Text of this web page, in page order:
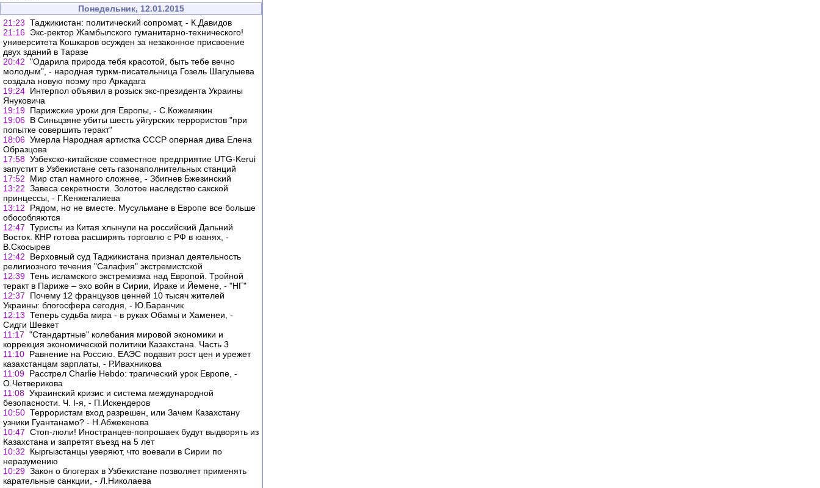
Понедельник, 12.01.2015
21:23 Таджикистан: политический сопромат, - К.Давидов
21:16 Экс-ректор Жамбылского гуманитарно-технического!
университета Кошкаров осужден за незаконное присвоение
двух зданий в Таразе
20:42 "Одарила природа тебя красотой, быть тебе вечно
молодым", - народная туркм-писательница Гозель Шагулыева
создала новую поэму про Аркадага
19:24 Интерпол объявил в розыск экс-президента Украины
Януковича
19:19 Парижские уроки для Европы, - С.Кожемякин
19:06 В Синьцзяне убиты шесть уйгурских террористов "при
попытке совершить теракт"
18:06 Умерла Народная артистка СССР оперная дива Елена
Образцова
17:58 Узбекско-китайское совместное предприятие UTG-Kerui
запустит в Узбекистане сеть газонаполнительных станций
17:52
Мир стал намного сложнее, - Збигнев Бжезинский
13:22 Завеса секретности. Золотое наследство сакской
принцессы, - Г.Кенжегалиева
13:12
Рядом, но не вместе. Мусульмане в Европе все больше
обособляются
12:47 Туристы из Китая хлынули на российский Дальний
Восток. КНР готова расширять торговлю с РФ в юанях, -
В.Скосырев
12:42
Верховный суд Таджикистана признал деятельность
религиозного течения "Салафия" экстремистской
12:39 Тень исламского экстремизма над Европой. Тройной
теракт в Париже – эхо войн в Сирии, Ираке и Йемене, - "НГ"
12:37
Почему 12 французов ценней 10 тысяч жителей
Украины: блогосфера сегодня, - Ю.Баранчик
12:13 Теперь судьба мира - в руках Обамы и Хаменеи, -
Сидги Шевкет
11:17 "Стандартные" колебания мировой экономики и
коррекция экономической политики Казахстана. Часть 3
11:10 Равнение на Россию. ЕАЭС подавит рост цен и урежет
казахстанцам зарплаты, - Р.Ивахникова
11:09 Расстрел Charlie Hebdo: трагический урок Европе, -
О.Четверикова
11:08 Украинский кризис и система международной
безопасности. Ч. I-я, - П.Искендеров
10:50 Террористам вход разрешен, или Зачем Казахстану
узники Гуантанамо? - Н.Абжекенова
10:47 Стоп-люли! Иностранцев-попрошаек будут выдворять из
Казахстана и запретят въезд на 5 лет
10:32
Кыргызстанцы уверяют, что воевали в Сирии по
неразумению
10:29 Закон о блогерах в Узбекистане позволяет применять
карательные санкции, - Л.Николаева